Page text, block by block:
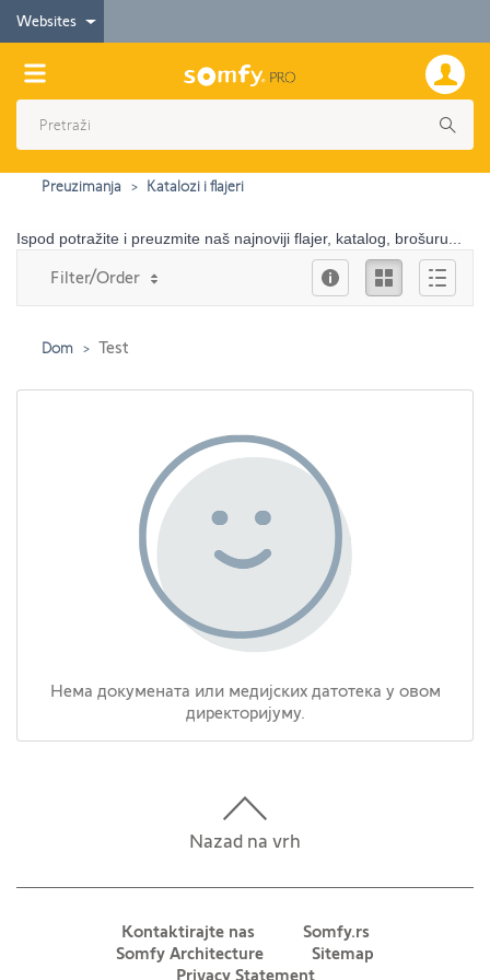
Websites
Preuzimanja Katalozi i flajeri
Ispod potražite i preuzmite naš najnoviji flajer, katalog, brošuru...
Filter/Order Ikona
Dom Test
Нема докумената или медијских датотека у овом
директоријуму.
Nazad na vrh
Kontaktirajte nas
Somfy.rs
Somfy Architecture
Sitemap
Privacy Statement